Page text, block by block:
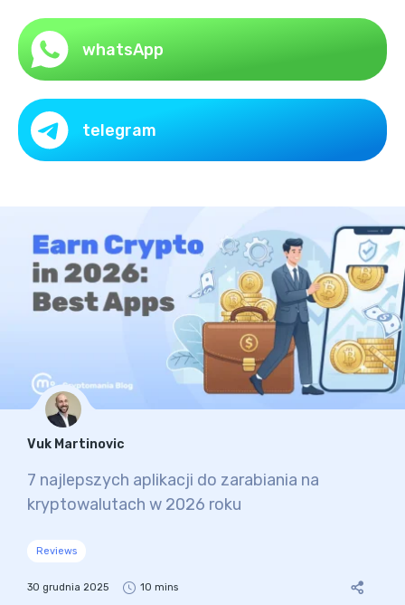
whatsApp
telegram
Vuk Martinovic
7 najlepszych aplikacji do zarabiania na
kryptowalutach w 2026 roku
Reviews
30 grudnia 2025 10 mins